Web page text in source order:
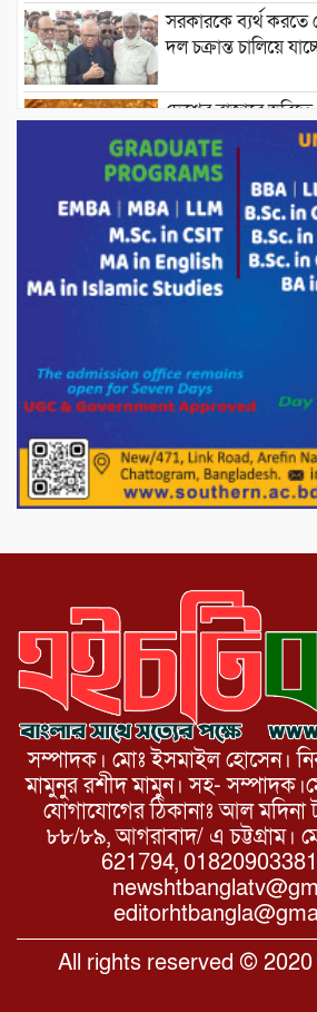
সরকারকে ব্যর্থ করতে
দল চক্রান্ত চালিয়ে
দেশের বাজারে
দাম বাড়ানোর ঘোষণা।
ভারপ্রাপ্ত রাষ্ট্রপতি
সাথে এইচটি বাংলা
টিভির সম্পাদক মোঃ
সৌজন্য সাক্ষাৎ।
পাটগ্রামে জুলাই
পোরশায়
১১ দলীয় ঐক্য পোরশা
সম্পাদক। মোঃ ইসমাইল হোসেন।
মামুনুর রশীদ মামুন। সহ-
যোগাযোগের ঠিকানাঃ আল মদিনা
৮৮/৮৯, আগরাবাদ/ এ চট্টগ্রাম।
621794,
All rights reserved © 2020